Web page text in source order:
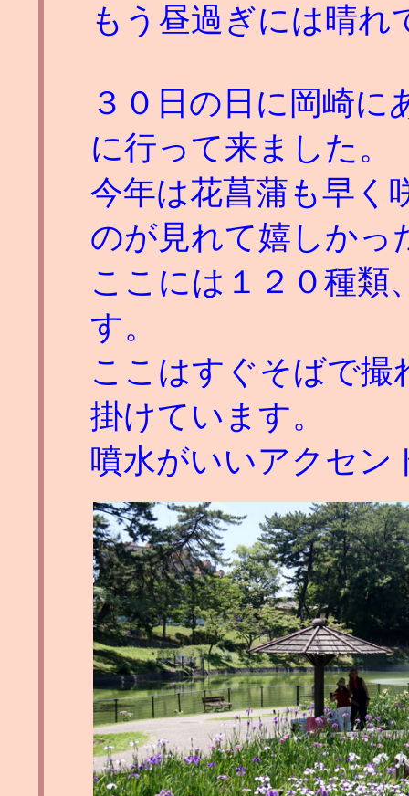
もう昼過ぎには晴
３０日の日に岡崎に
に行って来ました。
今年は花菖蒲も早く
のが見れて嬉しかっ
ここには１２０種類
す。
ここはすぐそばで撮
掛けています。
噴水がいいアクセン